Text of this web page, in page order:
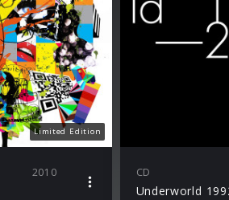
Limited Edition
2010 CD
Underworld